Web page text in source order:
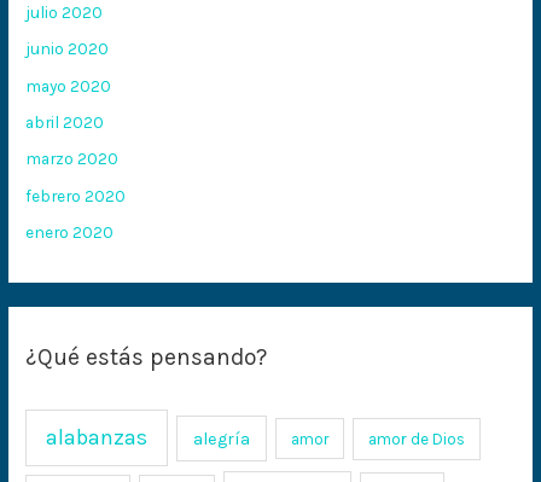
julio 2020
junio 2020
mayo 2020
abril 2020
marzo 2020
febrero 2020
enero 2020
¿Qué estás pensando?
alabanzas alegría amor amor de Dios